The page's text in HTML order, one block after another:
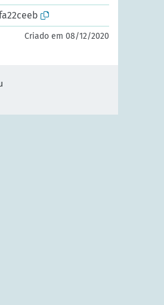
Criado em 08/12/2020